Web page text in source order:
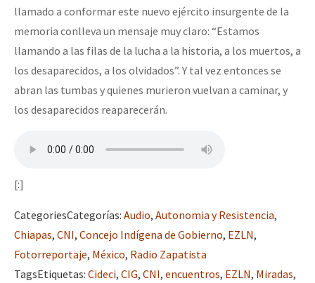
llamado a conformar este nuevo ejército insurgente de la
memoria conlleva un mensaje muy claro: “Estamos
llamando a las filas de la lucha a la historia, a los muertos, a
los desaparecidos, a los olvidados”. Y tal vez entonces se
abran las tumbas y quienes murieron vuelvan a caminar, y
los desaparecidos reaparecerán.
[:]
CategoriesCategorías: Audio, Autonomia y Resistencia,
Chiapas, CNI, Concejo Indígena de Gobierno, EZLN,
Fotorreportaje, México, Radio Zapatista
TagsEtiquetas: Cideci, CIG, CNI, encuentros, EZLN, Miradas,